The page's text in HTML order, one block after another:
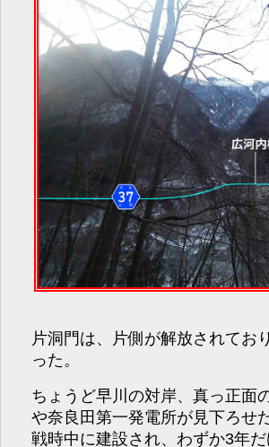
片洞門は、片側が解放されてお
った。
ちょうど早川の対岸、真っ正面
や奈良田第一発電所が見下ろせた
戦時中に建設され、わずか3年